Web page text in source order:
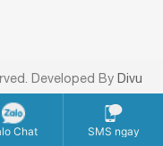
Developed By Divu
Chat SMS ngay